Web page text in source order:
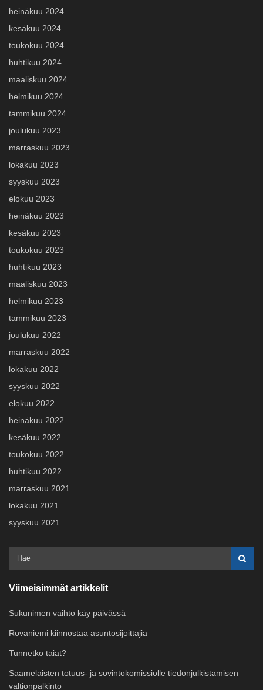
heinäkuu 2024
kesäkuu 2024
toukokuu 2024
huhtikuu 2024
maaliskuu 2024
helmikuu 2024
tammikuu 2024
joulukuu 2023
marraskuu 2023
lokakuu 2023
syyskuu 2023
elokuu 2023
heinäkuu 2023
kesäkuu 2023
toukokuu 2023
huhtikuu 2023
maaliskuu 2023
helmikuu 2023
tammikuu 2023
joulukuu 2022
marraskuu 2022
lokakuu 2022
syyskuu 2022
elokuu 2022
heinäkuu 2022
kesäkuu 2022
toukokuu 2022
huhtikuu 2022
marraskuu 2021
lokakuu 2021
syyskuu 2021
Viimeisimmät artikkelit
Sukunimen vaihto käy päivässä
Rovaniemi kiinnostaa asuntosijoittajia
Tunnetko taiat?
Saamelaisten totuus- ja sovintokomissiolle tiedonjulkistamisen
valtionpalkinto